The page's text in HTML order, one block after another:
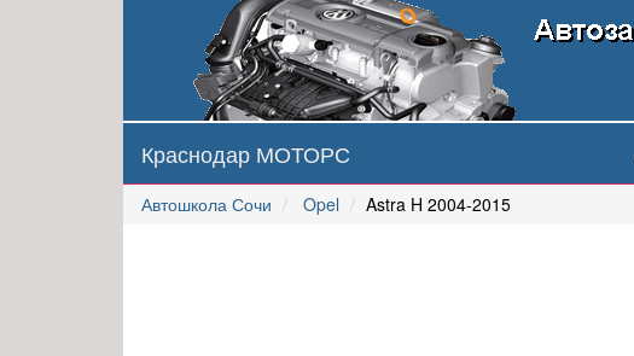
Краснодар МОТОРС
Автошкола Сочи Opel Astra H 2004-2015